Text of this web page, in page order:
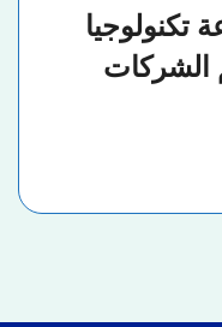
تكنولوجيا
الشركات